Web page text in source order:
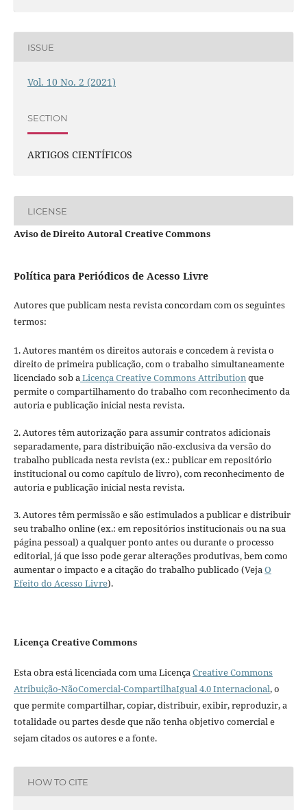
ISSUE
Vol. 10 No. 2 (2021)
SECTION
ARTIGOS CIENTÍFICOS
LICENSE
Aviso de Direito Autoral Creative Commons
Política para Periódicos de Acesso Livre
Autores que publicam nesta revista concordam com os seguintes
termos:
1. Autores mantém os direitos autorais e concedem à revista o
direito de primeira publicação, com o trabalho simultaneamente
licenciado sob aLicença Creative Commons Attributionque
permite o compartilhamento do trabalho com reconhecimento da
autoria e publicação inicial nesta revista.
2. Autores têm autorização para assumir contratos adicionais
separadamente, para distribuição não-exclusiva da versão do
trabalho publicada nesta revista (ex.: publicar em repositório
institucional ou como capítulo de livro), com reconhecimento de
autoria e publicação inicial nesta revista.
3. Autores têm permissão e são estimulados a publicar e distribuir
seu trabalho online (ex.: em repositórios institucionais ou na sua
página pessoal) a qualquer ponto antes ou durante o processo
editorial, já que isso pode gerar alterações produtivas, bem como
aumentar o impacto e a citação do trabalho publicado (VejaO
Efeito do Acesso Livre).
Licença Creative Commons
Esta obra está licenciada com uma LicençaCreative Commons
Atribuição-NãoComercial-CompartilhaIgual 4.0 Internacional, o
que permite compartilhar, copiar, distribuir, exibir, reproduzir, a
totalidade ou partes desde que não tenha objetivo comercial e
sejam citados os autores e a fonte.
HOW TO CITE